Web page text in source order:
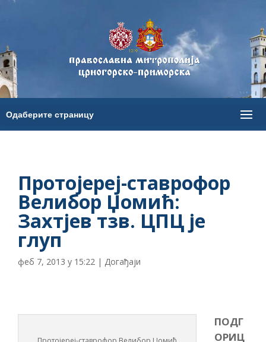
Протојереј-ставрофор
Велибор Џомић:
Захтјев тзв. ЦПЦ је
глуп
феб 7, 2013 у 15:22 | Догађаји
ПОДГ
ОРИЦ